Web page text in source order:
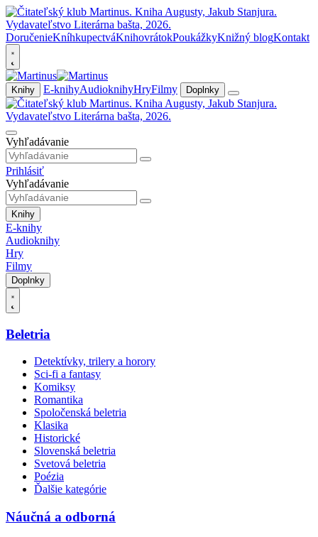
DoručenieKníhkupectváKnihovrátokPoukážkyKnižný blogKontakt
Knihy E-knihyAudioknihyHryFilmy Doplnky
Vyhľadávanie
Prihlásiť
Vyhľadávanie
Knihy
E-knihy
Audioknihy
Hry
Filmy
Doplnky
Beletria
Detektívky, trilery a horory
Sci-fi a fantasy
Komiksy
Romantika
Spoločenská beletria
Klasika
Historické
Slovenská beletria
Svetová beletria
Poézia
Ďalšie kategórie
Náučná a odborná